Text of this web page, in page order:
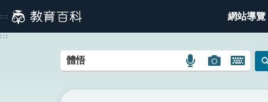
到
主
::: 網站導覽
:::
語
搜
圖
搜
開
鍵